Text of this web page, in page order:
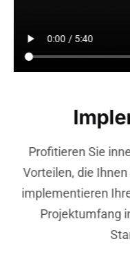
Profitieren Sie
Vorteilen, die
implementieren
Projektumfang